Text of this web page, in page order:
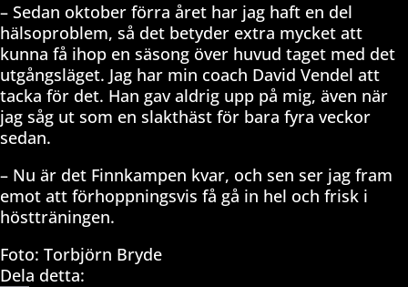
– Sedan oktober förra året har jag haft en del
hälsoproblem, så det betyder extra mycket att
kunna få ihop en säsong över huvud taget med det
utgångsläget. Jag har min coach David Vendel att
tacka för det. Han gav aldrig upp på mig, även när
jag såg ut som en slakthäst för bara fyra veckor
sedan.
– Nu är det Finnkampen kvar, och sen ser jag fram
emot att förhoppningsvis få gå in hel och frisk i
höstträningen.
Foto: Torbjörn Bryde
Dela detta: